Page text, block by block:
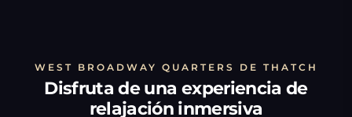
WEST BROADWAY QUARTERS DE THATCH
Disfruta de una experiencia de
relajación inmersiva